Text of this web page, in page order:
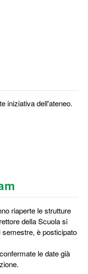
iniziativa dell'ateneo.
riaperte le strutture
della Scuola si
è posticipato
le date già